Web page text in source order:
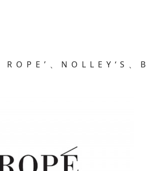
O P E ’ 、 N O L L E Y ‘ S 、 B